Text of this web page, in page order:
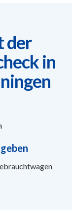
der
in